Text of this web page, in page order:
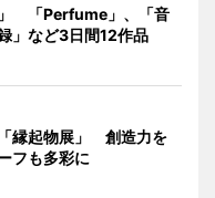
「Perfume」、「音
」など3日間12作品
縁起物展」 創造力を
フも多彩に